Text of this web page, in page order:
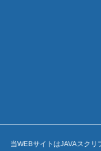
当WEBサイトはJAVAスク